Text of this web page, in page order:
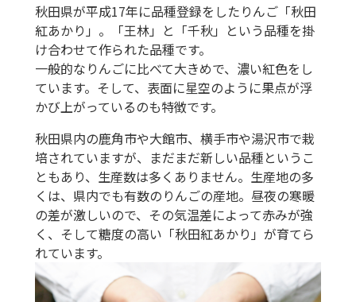
秋田県が平成17年に品種登録をしたりんご「秋田
紅あかり」。「王林」と「千秋」という品種を掛
け合わせて作られた品種です。
一般的なりんごに比べて大きめで、濃い紅色をし
ています。そして、表面に星空のように果点が浮
かび上がっているのも特徴です。
秋田県内の鹿角市や大館市、横手市や湯沢市で栽
培されていますが、まだまだ新しい品種というこ
ともあり、生産数は多くありません。生産地の多
くは、県内でも有数のりんごの産地。昼夜の寒暖
の差が激しいので、その気温差によって赤みが強
く、そして糖度の高い「秋田紅あかり」が育てら
れています。